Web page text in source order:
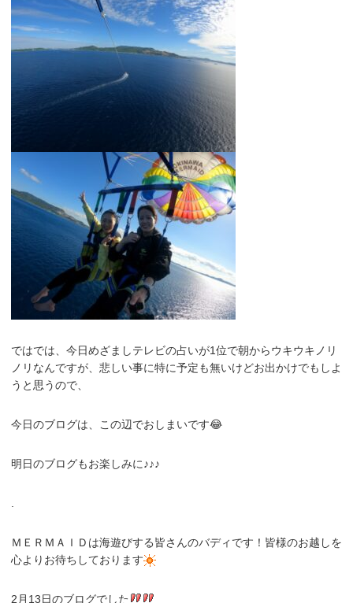
ではでは、今日めざましテレビの占いが1位で朝からウキウキノリ
ノリなんですが、悲しい事に特に予定も無いけどお出かけでもしよ
うと思うので、
今日のブログは、この辺でおしまいです😂
明日のブログもお楽しみに♪♪♪
ＭＥＲＭＡＩＤは海遊びする皆さんのバディです！皆様のお越しを
心よりお待ちしております
2月13日のブログでした